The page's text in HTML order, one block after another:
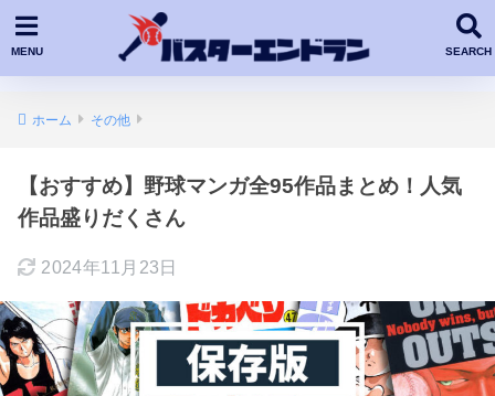
ホーム その他
【おすすめ】野球マンガ全95作品まとめ！人気
作品盛りだくさん
2024年11月23日